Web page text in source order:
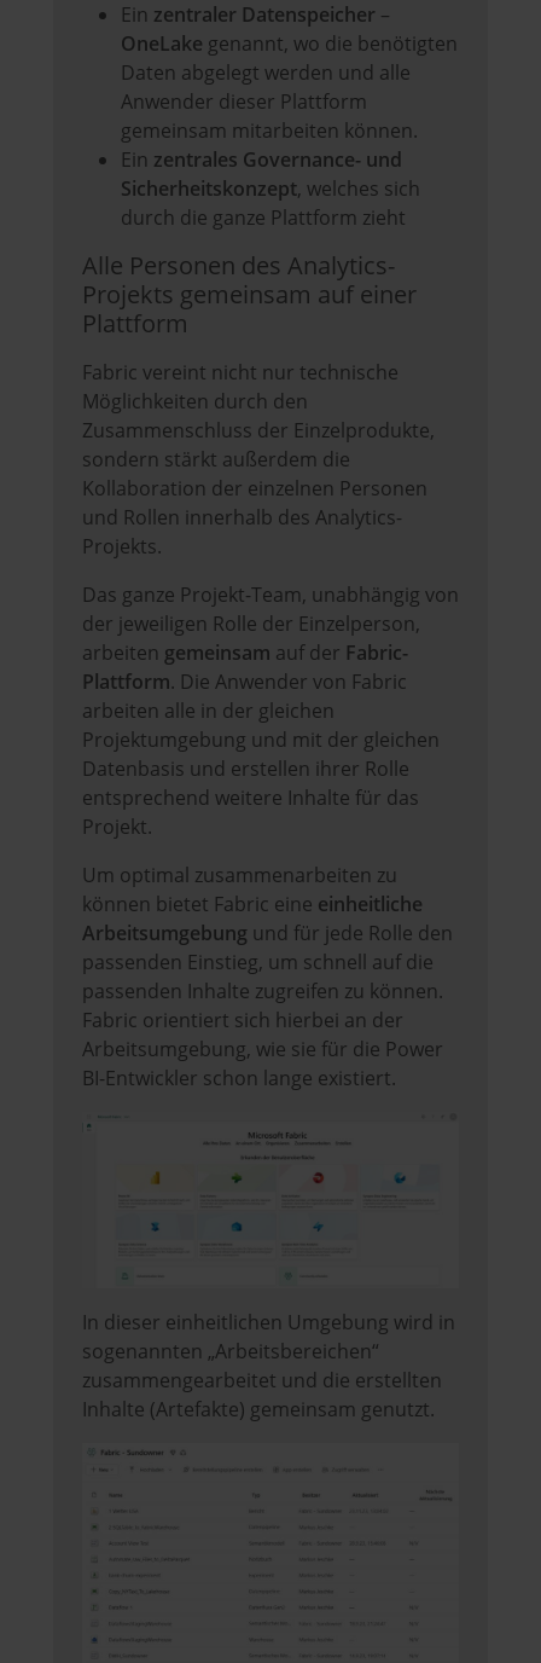
Ein zentraler Datenspeicher –
OneLake genannt, wo die benötigten
Daten abgelegt werden und alle
Anwender dieser Plattform
gemeinsam mitarbeiten können.
Ein zentrales Governance- und
Sicherheitskonzept, welches sich
durch die ganze Plattform zieht
Alle Personen des Analytics-
Projekts gemeinsam auf einer
Plattform
Fabric vereint nicht nur technische
Möglichkeiten durch den
Zusammenschluss der Einzelprodukte,
sondern stärkt außerdem die
Kollaboration der einzelnen Personen
und Rollen innerhalb des Analytics-
Projekts.
Das ganze Projekt-Team, unabhängig von
der jeweiligen Rolle der Einzelperson,
arbeiten gemeinsam auf der Fabric-
Plattform. Die Anwender von Fabric
arbeiten alle in der gleichen
Projektumgebung und mit der gleichen
Datenbasis und erstellen ihrer Rolle
entsprechend weitere Inhalte für das
Projekt.
Um optimal zusammenarbeiten zu
können bietet Fabric eine einheitliche
Arbeitsumgebung und für jede Rolle den
passenden Einstieg, um schnell auf die
passenden Inhalte zugreifen zu können.
Fabric orientiert sich hierbei an der
Arbeitsumgebung, wie sie für die Power
BI-Entwickler schon lange existiert.
In dieser einheitlichen Umgebung wird in
sogenannten „Arbeitsbereichen“
zusammengearbeitet und die erstellten
Inhalte (Artefakte) gemeinsam genutzt.